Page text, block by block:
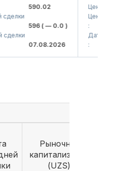
590.02
596( — 0.0 )
07.08.2026
Цена закрытия :
Цена последний
Дата последней
Рыночная
капитализация
(UZS)